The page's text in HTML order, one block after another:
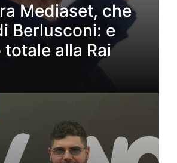
Mediaset, che
Berlusconi: e
alla Rai